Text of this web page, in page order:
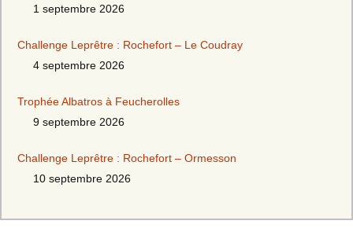
1 septembre 2026
Challenge Leprêtre : Rochefort – Le Coudray
4 septembre 2026
Trophée Albatros à Feucherolles
9 septembre 2026
Challenge Leprêtre : Rochefort – Ormesson
10 septembre 2026